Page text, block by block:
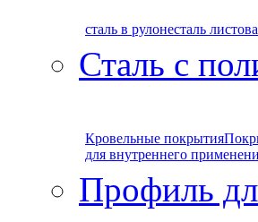
сталь в рулонесталь
Сталь с
Кровельные покрытия
для внутреннего
Профиль